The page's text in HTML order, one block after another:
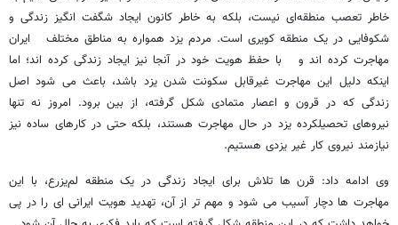
خاطر تعصب منطقه‌ای نیست، بلکه به خاطر کانون ایجاد شگفت انگیز زندگی و
شکوفایی در یک منطقه کویری است. مردم یزد همواره به مناطق مختلف ایران
مهاجرت کرده اند و با حفظ هویت خود در آنجا نیز ایجاد زندگی کرده اند؛ اما
اینکه دلیل این مهاجرت غیرقابل سکونت شدن یزد باشد، باعث می شود اصل
زندگی که در قرون و اعصار متمادی شکل گرفته، از بین برود. امروز نه تنها
نیروهای تحصیلکرده یزد در حال مهاجرت هستند، بلکه حتی در کارهای ساده نیز
نیازمند نیروی کار غیر یزدی هستیم.
وی ادامه داد: قرن ها تلاش برای ایجاد زندگی در یک منطقه لم‌یزرع، با این
مهاجرت ها دچار آسیب می شود و مهم تر از آن، تهدید هویت ایرانی ای را در پی